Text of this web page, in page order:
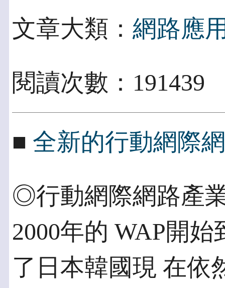
文章大類： 網路應
閱讀次數：
■ 全新的行動網際
◎行動網際網路產
2000年的 WAP開
了日本韓國現 在依